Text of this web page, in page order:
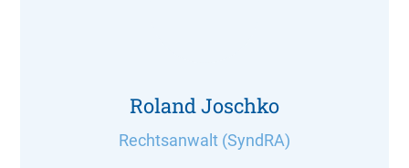
Roland Joschko
Rechtsanwalt (SyndRA)